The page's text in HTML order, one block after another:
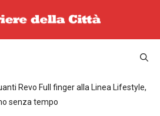
Revo Full finger alla Linea Lifestyle,
senza tempo